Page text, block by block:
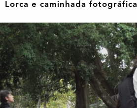
Lorca e caminhada fotográfica